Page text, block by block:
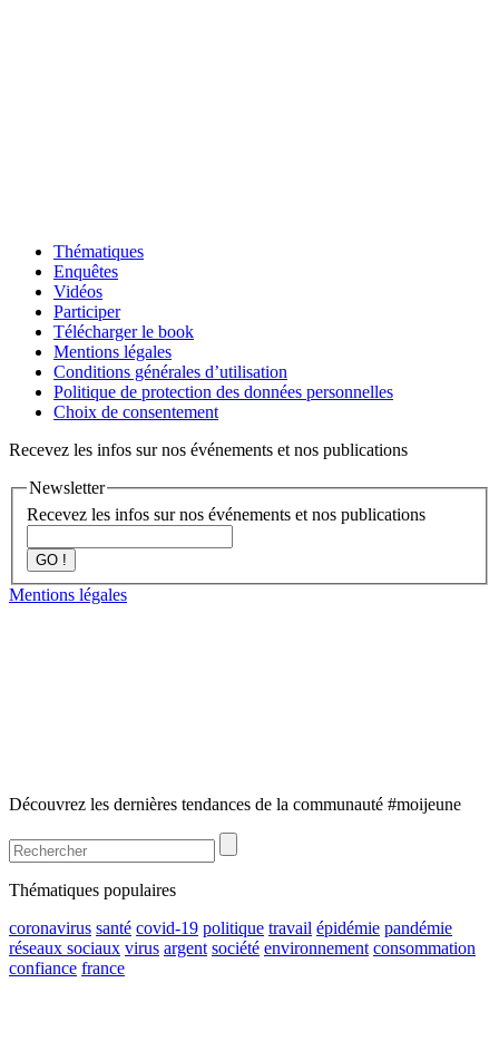
Thématiques
Enquêtes
Vidéos
Participer
Télécharger le book
Mentions légales
Conditions générales d’utilisation
Politique de protection des données personnelles
Choix de consentement
Recevez les infos sur nos événements et nos publications
Newsletter
Recevez les infos sur nos événements et nos publications
GO !
Mentions légales
Découvrez les dernières tendances de la communauté #moijeune
Thématiques populaires
coronavirus santé covid-19 politique travail épidémie pandémie
réseaux sociaux virus argent société environnement consommation
confiance france